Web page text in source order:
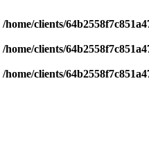
/home/clients/
/home/clients/
/home/clients/